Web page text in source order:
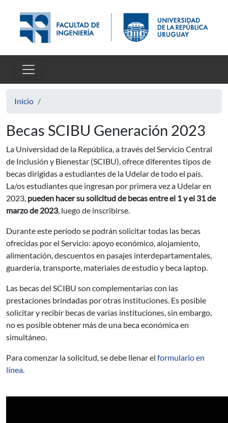
Inicio
Becas SCIBU Generación 2023
La Universidad de la República, a través del Servicio Central
de Inclusión y Bienestar (SCIBU), ofrece diferentes tipos de
becas dirigidas a estudiantes de la Udelar de todo el país.
La/os estudiantes que ingresan por primera vez a Udelar en
2023, pueden hacer su solicitud de becas entre el 1 y el 31 de
marzo de 2023, luego de inscribirse.
Durante este período se podrán solicitar todas las becas
ofrecidas por el Servicio: apoyo económico, alojamiento,
alimentación, descuentos en pasajes interdepartamentales,
guardería, transporte, materiales de estudio y beca laptop.
Las becas del SCIBU son complementarias con las
prestaciones brindadas por otras instituciones. Es posible
solicitar y recibir becas de varias instituciones, sin embargo,
no es posible obtener más de una beca económica en
simultáneo.
Para comenzar la solicitud, se debe llenar el formulario en
línea.